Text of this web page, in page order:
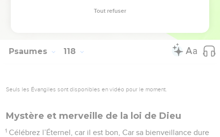
© Société biblique française – Bibli’O, 1978, avec autorisation. Pour vous procurer
Psaumes 118
Seuls les Évangiles sont disponibles en vidéo pour le moment.
Mystère et merveille de la loi de Dieu
1 Célébrez l’Éternel, car il est bon, Car sa bienveillance dure
Tout refuser